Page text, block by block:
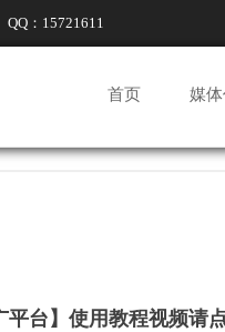
QQ：15721611
首页 媒
平台】使用教程视频请